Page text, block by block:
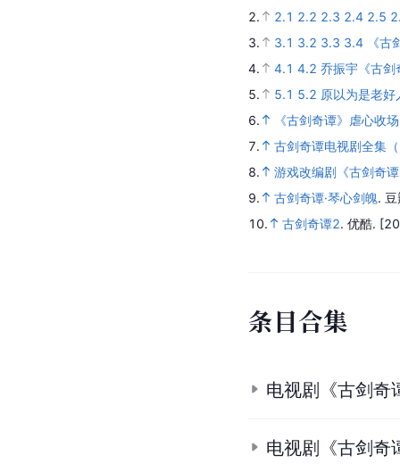
2.
2.1 2.2 2.3 2.4 2.5
3.
3.1 3.2 3.3 3.4
《
4.
4.1 4.2 乔振宇《古剑
5.
5.1 5.2 原以为是老
6.
《古剑奇谭》虐心收
7.
古剑奇谭电视剧全集
8.
游戏改编剧《古剑奇
9.
古剑奇谭·琴心剑魄.
10.
古剑奇谭2. 优酷.
条目合集
电视剧《古剑奇
电视剧《古剑奇